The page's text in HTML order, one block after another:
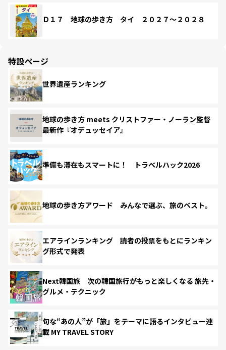
Ｄ１７ 地球の歩き方 タイ ２０２７～２０２８
特設ページ
世界遺産ランキング
地球の歩き方 meets クリストファー・ノーラン監督
最新作『オデュッセイア』
準備も滞在もスマートに！ トラベルハック2026
地球の歩き方アワード みんなで選ぶ、旅のベスト。
エアラインランキング 読者の投票をもとにランキン
グ形式で発表
Next韓国旅 次の韓国旅行がもっと楽しくなる 旅先・
グルメ・テクニック
旬な“あの人”が「旅」をテーマに語るインタビュー連
載 MY TRAVEL STORY